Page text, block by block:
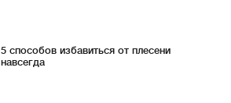
5 способов избавиться от плесени
навсегда